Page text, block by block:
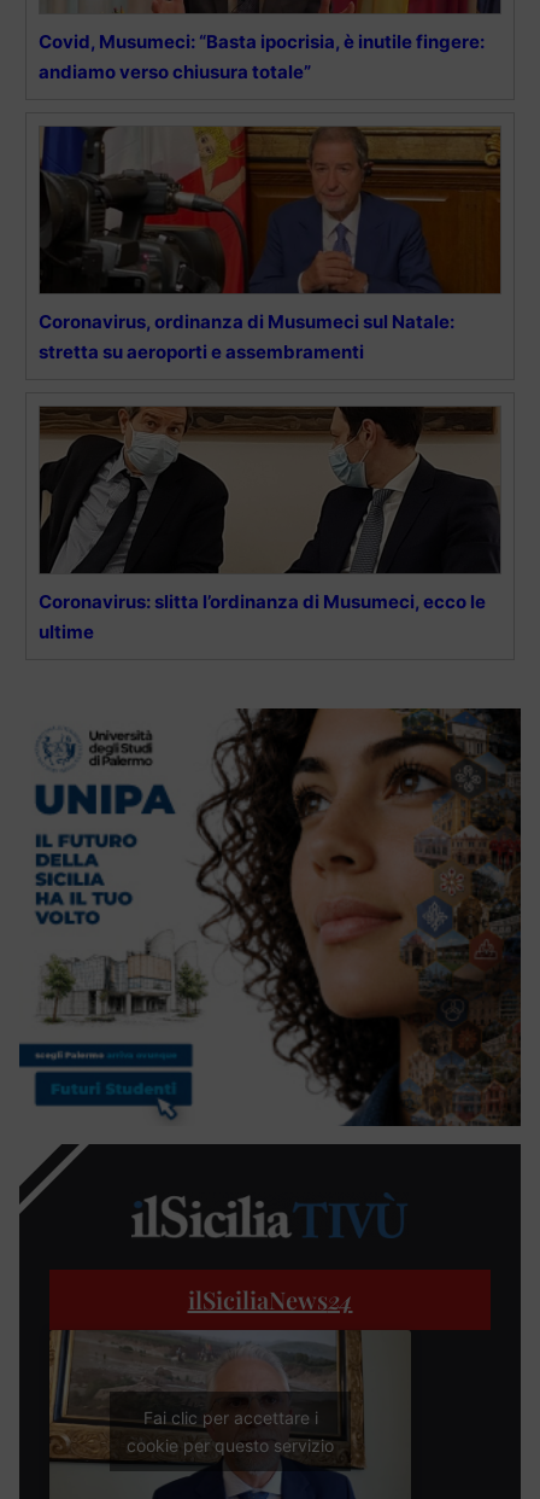
Covid, Musumeci: “Basta ipocrisia, è inutile fingere:
andiamo verso chiusura totale”
Coronavirus, ordinanza di Musumeci sul Natale:
stretta su aeroporti e assembramenti
Coronavirus: slitta l’ordinanza di Musumeci, ecco le
ultime
ilSiciliaNews24
Fai clic per accettare i
cookie per questo servizio